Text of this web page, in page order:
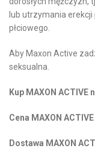
lub utrzymania
płciowego.
Aby Maxon Active
seksualna.
Kup MAXON ACTIVE
Cena MAXON ACTIVE
Dostawa MAXON